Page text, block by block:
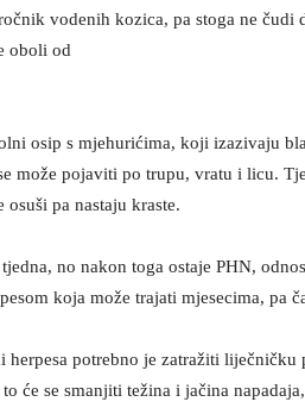
vodenih kozica, pa stoga ne
oboli od
osip s mjehurićima, koji izazivaju
može pojaviti po trupu, vratu i licu.
osuši pa nastaju kraste.
no nakon toga ostaje PHN,
koja može trajati mjesecima, pa
herpesa potrebno je zatražiti liječničku
će se smanjiti težina i jačina